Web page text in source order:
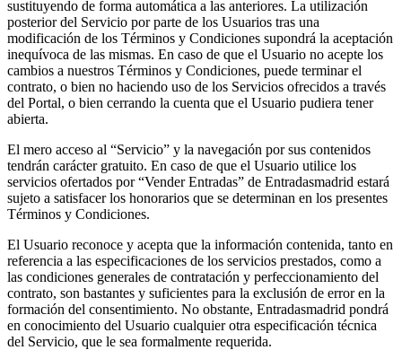
sustituyendo de forma automática a las anteriores. La utilización
posterior del Servicio por parte de los Usuarios tras una
modificación de los Términos y Condiciones supondrá la aceptación
inequívoca de las mismas. En caso de que el Usuario no acepte los
cambios a nuestros Términos y Condiciones, puede terminar el
contrato, o bien no haciendo uso de los Servicios ofrecidos a través
del Portal, o bien cerrando la cuenta que el Usuario pudiera tener
abierta.
El mero acceso al “Servicio” y la navegación por sus contenidos
tendrán carácter gratuito. En caso de que el Usuario utilice los
servicios ofertados por “Vender Entradas” de Entradasmadrid estará
sujeto a satisfacer los honorarios que se determinan en los presentes
Términos y Condiciones.
El Usuario reconoce y acepta que la información contenida, tanto en
referencia a las especificaciones de los servicios prestados, como a
las condiciones generales de contratación y perfeccionamiento del
contrato, son bastantes y suficientes para la exclusión de error en la
formación del consentimiento. No obstante, Entradasmadrid pondrá
en conocimiento del Usuario cualquier otra especificación técnica
del Servicio, que le sea formalmente requerida.